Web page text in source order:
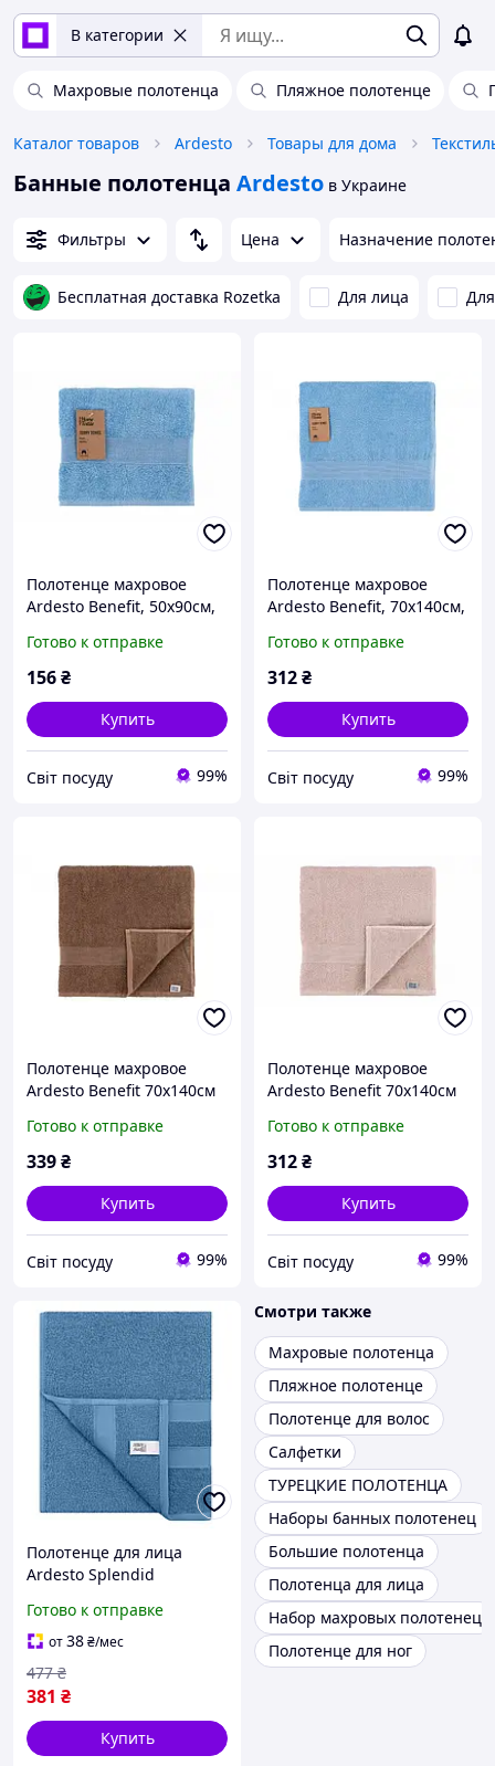
В категории
Махровые полотенца Пляжное полотенце
Каталог товаров Ardesto Товары для дома
Банные полотенца Ardesto в Украине
Фильтры Цена Назначение
Бесплатная доставка Rozetka Для лица
Полотенце махровое
Ardesto Benefit, 50х90см,
(ART2450LB)
Готово к отправке
156₴
Купить
Світ посуду 99%
Полотенце махровое
Ardesto Benefit, 70х140см,
(ART2470LB)
Готово к отправке
312₴
Купить
Світ посуду 99%
Полотенце махровое
Ardesto Benefit 70х140см
(ART2470CH)
Готово к отправке
339₴
Купить
Світ посуду 99%
Полотенце махровое
Ardesto Benefit 70х140см
(ART2470IV)
Готово к отправке
312₴
Купить
Світ посуду 99%
Полотенце для лица
Ardesto Splendid
голубое mars
Готово к отправке
от38₴/мес
381 ₴
477 ₴
Купить
Смотри также
Махровые полотенца
Пляжное полотенце
Полотенце для волос
Салфетки
ТУРЕЦКИЕ ПОЛОТЕНЦА
Наборы банных полотенец
Большие полотенца
Полотенца для лица
Набор махровых полотенец
Полотенце для ног